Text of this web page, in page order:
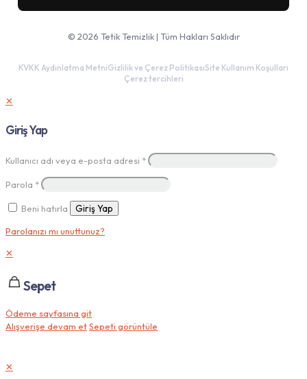
© 2026 Tetik Temizlik | Tüm Hakları Saklıdır
KVKK Aydınlatma MetniGizlilik ve Çerez PolitikasıSite Kullanım Koşulları
Çerez tercihleri
✕
Giriş Yap
Kullanıcı adı veya e-posta adresi *
Parola *
Beni hatırla Giriş Yap
Parolanızı mı unuttunuz?
✕
Sepet
Ödeme sayfasına git
Alışverişe devam etSepeti görüntüle
✕